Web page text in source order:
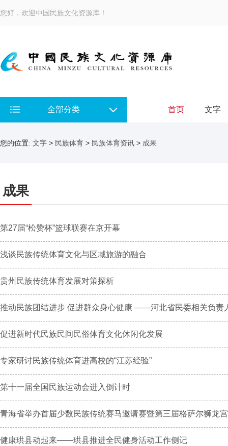
您好，欢迎中国民族文化资源库！
全部分类 首页 文字
您的位置: 文字 > 民族体育 > 民族体育资讯 > 成果
成果
第27届“松赞杯”篮球联赛在京开幕
浅谈民族传统体育文化与区域旅游的融合
贵州民族传统体育发展对策探析
推动民族团结进步 促进群众身心健康 ——河北省民委相关负责
促进新时代民族民间民俗体育文化休闲化发展
专家研讨民族传统体育进高校的“江苏经验”
第十一届全国民族运动会进入倒计时
青海省举办首届少数民族传统赛马邀请赛暨第三届格萨尔狮龙
健康珙县动起来——珙县推进全民健身活动工作侧记